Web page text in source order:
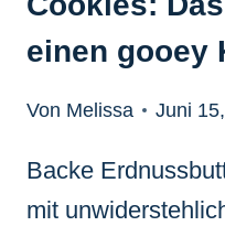
einen gooey
Von Melissa Juni
Backe
mit